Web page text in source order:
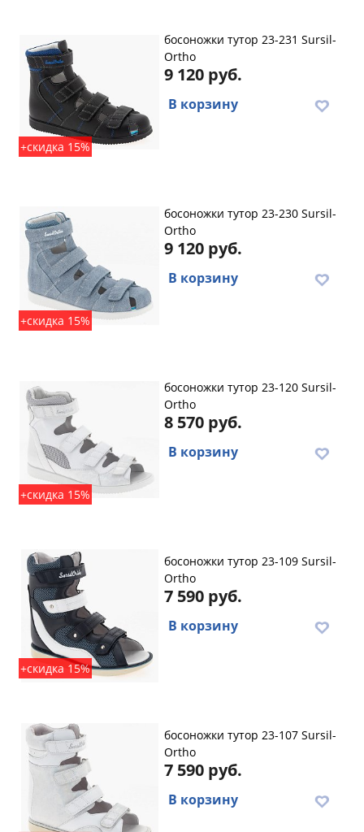
+скидка 15%
босоножки тутор 23-231 Sursil-
Ortho
9 120 руб.
В корзину
+скидка 15%
босоножки тутор 23-230 Sursil-
Ortho
9 120 руб.
В корзину
+скидка 15%
босоножки тутор 23-120 Sursil-
Ortho
8 570 руб.
В корзину
+скидка 15%
босоножки тутор 23-109 Sursil-
Ortho
7 590 руб.
В корзину
босоножки тутор 23-107 Sursil-
Ortho
7 590 руб.
В корзину